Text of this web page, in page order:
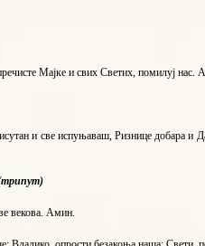
Мајке и свих Светих, помилуј нас.
и све испуњаваш, Ризнице добара и
векова. Амин.